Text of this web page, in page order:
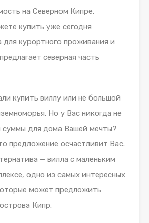
на Северном Кипре,
купить уже сегодня
для курортного проживания и
северная часть
купить виллу или не большой
Но у Вас никогда не
суммы для дома Вашей мечты?
предложение осчастливит Вас.
— вилла с маленьким
одно из самых интересных
может предложить
Кипр.